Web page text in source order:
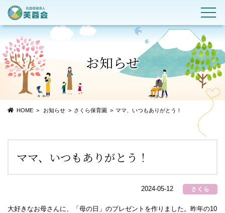
お知らせ
HOME お知らせ さくら保育園 ママ、いつもありがとう！
ママ、いつもありがとう！
2024-05-12
大好きなお母さんに、「母の日」のプレゼントを作りました。昨年の10